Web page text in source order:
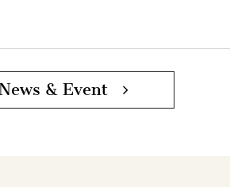
& Event